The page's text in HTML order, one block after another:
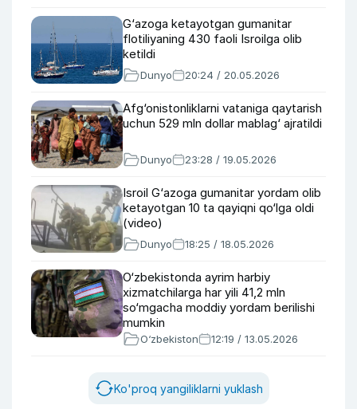
G‘azoga ketayotgan gumanitar
flotiliyaning 430 faoli Isroilga olib
ketildi
Dunyo 20:24 / 20.05.2026
Afg‘onistonliklarni vataniga qaytarish
uchun 529 mln dollar mablag‘ ajratildi
Dunyo 23:28 / 19.05.2026
Isroil G‘azoga gumanitar yordam olib
ketayotgan 10 ta qayiqni qo‘lga oldi
(video)
Dunyo 18:25 / 18.05.2026
O‘zbekistonda ayrim harbiy
xizmatchilarga har yili 41,2 mln
so‘mgacha moddiy yordam berilishi
mumkin
O‘zbekiston 12:19 / 13.05.2026
Ko'proq yangiliklarni yuklash